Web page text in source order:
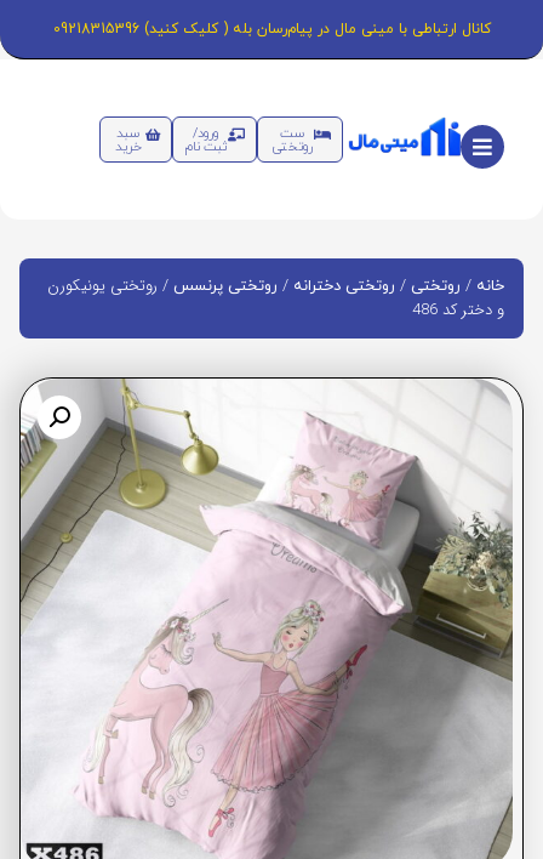
کانال ارتباطی با مینی مال در پیام‌رسان بله ( کلیک کنید) 09218315396
ست
روتختی
ورود/
ثبت نام
سبد
خرید
خانه / روتختی / روتختی دخترانه / روتختی پرنسس / روتختی یونیکورن
و دختر کد 486